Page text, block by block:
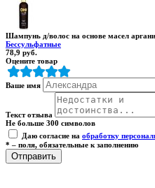
Шампунь д/волос на основе масел
Бессульфатные
78,9 руб.
Оцените товар
Ваше имя
Текст отзыва
Не больше 300 символов
Даю согласие на обработку
* – поля, обязательные к заполнению
Отправить